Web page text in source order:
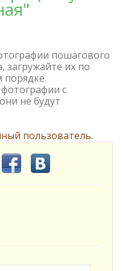
пошагового
загружайте их по
порядке.
с
не будут
пользователь.